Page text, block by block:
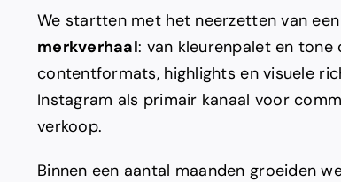
We startten met het neerzetten van een
merkverhaal: van kleurenpalet en
contentformats, highlights en visuele
Instagram als primair kanaal voor
verkoop.
Binnen een aantal maanden groeiden